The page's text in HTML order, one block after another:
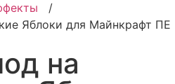
/
Яблоки для Майнкрафт ПЕ
на